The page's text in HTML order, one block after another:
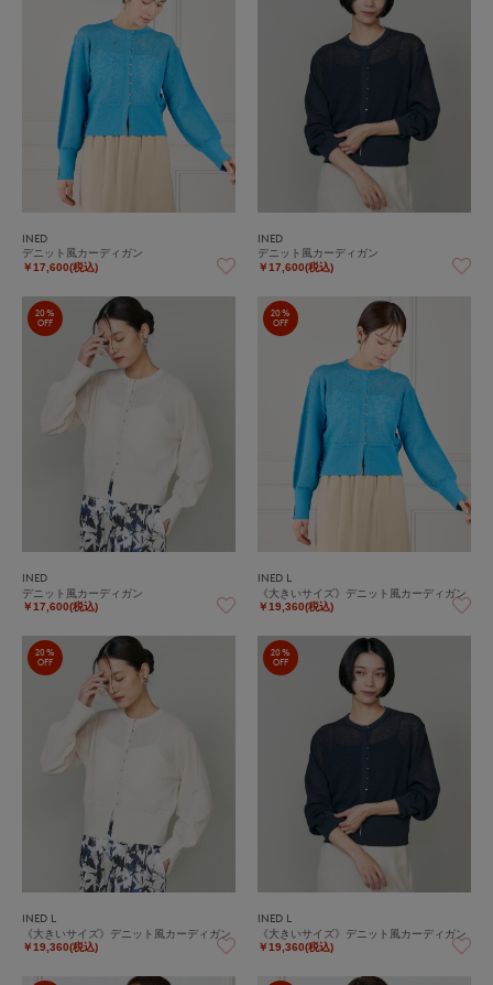
INED
デニット風カーディガン
￥17,600(税込)
INED
デニット風カーディガン
￥17,600(税込)
20%
OFF
INED
デニット風カーディガン
￥17,600(税込)
20%
OFF
INED L
《大きいサイズ》デニット風カーディガン
￥19,360(税込)
20%
OFF
INED L
《大きいサイズ》デニット風カーディガン
￥19,360(税込)
20%
OFF
INED L
《大きいサイズ》デニット風カーディガン
￥19,360(税込)